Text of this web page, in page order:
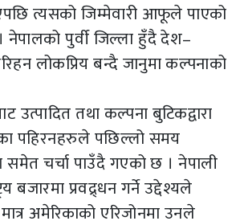
त्यसको जिम्मेवारी आफूले पाएको
पुर्वी जिल्ला हुँदै देश–
लोकप्रिय बन्दै जानुमा कल्पनाको
उत्पादित तथा कल्पना बुटिकद्वारा
पहिरनहरुले पछिल्लो समय
समेत चर्चा पाउँदै गएको छ । नेपाली
बजारमा प्रवद्र्धन गर्ने उद्देश्यले
अमेरिकाको एरिजोनमा उनले